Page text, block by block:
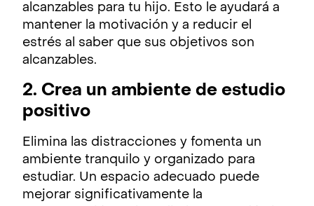
alcanzables para tu hijo. Esto le ayudará a
mantener la motivación y a reducir el
estrés al saber que sus objetivos son
alcanzables.
2. Crea un ambiente de estudio
positivo
Elimina las distracciones y fomenta un
ambiente tranquilo y organizado para
estudiar. Un espacio adecuado puede
mejorar significativamente la